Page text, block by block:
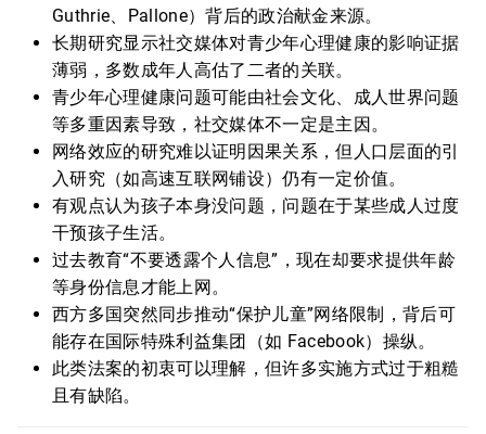
Guthrie、Pallone）背后的政治献金来源。
长期研究显示社交媒体对青少年心理健康的影响证据
薄弱，多数成年人高估了二者的关联。
青少年心理健康问题可能由社会文化、成人世界问题
等多重因素导致，社交媒体不一定是主因。
网络效应的研究难以证明因果关系，但人口层面的引
入研究（如高速互联网铺设）仍有一定价值。
有观点认为孩子本身没问题，问题在于某些成人过度
干预孩子生活。
过去教育“不要透露个人信息”，现在却要求提供年龄
等身份信息才能上网。
西方多国突然同步推动“保护儿童”网络限制，背后可
能存在国际特殊利益集团（如 Facebook）操纵。
此类法案的初衷可以理解，但许多实施方式过于粗糙
且有缺陷。